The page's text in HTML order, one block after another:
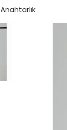
Anahtarlık